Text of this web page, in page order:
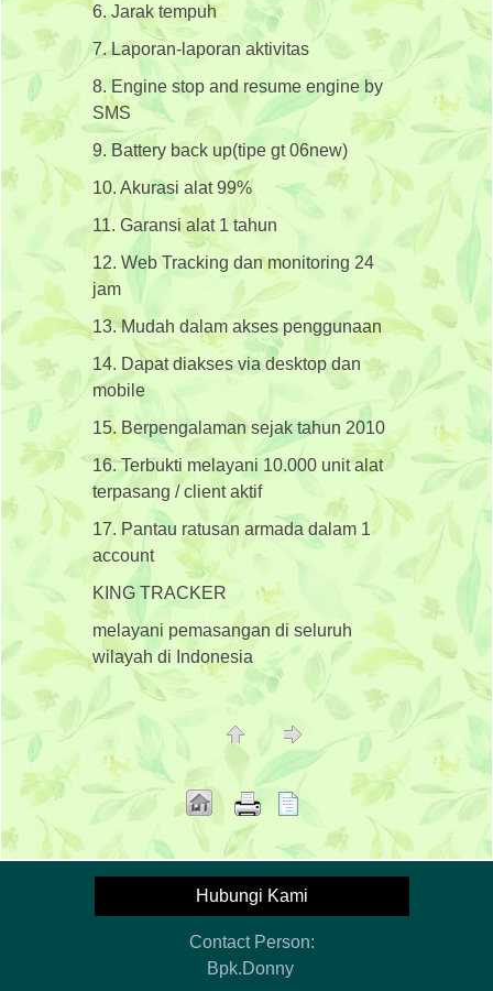
6. Jarak tempuh
7. Laporan-laporan aktivitas
8. Engine stop and resume engine by
SMS
9. Battery back up(tipe gt 06new)
10. Akurasi alat 99%
11. Garansi alat 1 tahun
12. Web Tracking dan monitoring 24
jam
13. Mudah dalam akses penggunaan
14. Dapat diakses via desktop dan
mobile
15. Berpengalaman sejak tahun 2010
16. Terbukti melayani 10.000 unit alat
terpasang / client aktif
17. Pantau ratusan armada dalam 1
account
KING TRACKER
melayani pemasangan di seluruh
wilayah di Indonesia
Hubungi Kami
Contact Person:
Bpk.Donny